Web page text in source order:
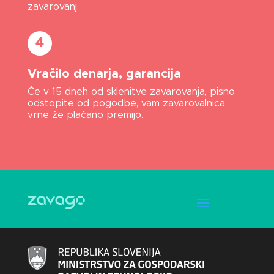
zavarovanj.
4
Vračilo denarja, garancija
Če v 15 dneh od sklenitve zavarovanja, pisno
odstopite od pogodbe, vam zavarovalnica
vrne že plačano premijo.